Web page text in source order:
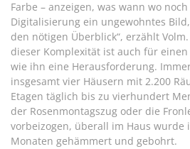
Farbe – anzeigen, was wann wo
Digitalisierung ein ungewohntes
den nötigen Überblick“, erzählt
dieser Komplexität ist auch für
wie ihn eine Herausforderung.
insgesamt vier Häusern mit 2.200
Etagen täglich bis zu vierhundert
der Rosenmontagszug oder die
vorbeizogen, überall im Haus wurde
Monaten gehämmert und gebohrt.